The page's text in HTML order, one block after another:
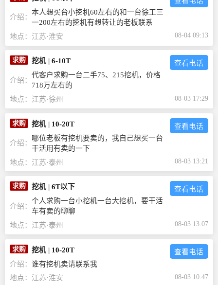
介绍：
本人想买台小挖机60左右的和一台徐工三
一200左右的挖机有想转让的老板联系
地点： 江苏·淮安 08-04 09:13
求购 挖机 |6-10T
介绍：
代客户求购一台二手75、215挖机，价格
718万左右的
查看电话
地点： 江苏·徐州 08-03 17:29
求购 挖机 | 10-20T
介绍：
哪位老板有挖机要卖的，我自己想买一台
干活用有卖的一下
查看电话
地点： 江苏·泰州 08-03 13:21
求购 挖机 |6T以下
介绍：
个人求购一台小挖机一台大挖机，要干活
车有卖的聊聊
查看电话
地点： 江苏·泰州 08-03 13:07
求购 挖机 | 10-20T
介绍： 谁有挖机卖请联系我
查看电话
地点： 江苏·淮安 08-03 10:47